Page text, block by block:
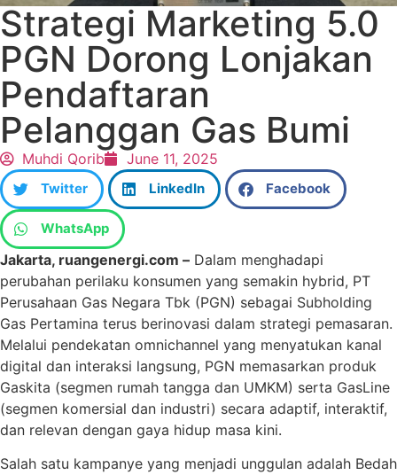
Strategi Marketing 5.0
PGN Dorong Lonjakan
Pendaftaran
Pelanggan Gas Bumi
Muhdi Qorib June 11, 2025
Twitter LinkedIn Facebook
WhatsApp
Jakarta, ruangenergi.com – Dalam menghadapi
perubahan perilaku konsumen yang semakin hybrid, PT
Perusahaan Gas Negara Tbk (PGN) sebagai Subholding
Gas Pertamina terus berinovasi dalam strategi pemasaran.
Melalui pendekatan omnichannel yang menyatukan kanal
digital dan interaksi langsung, PGN memasarkan produk
Gaskita (segmen rumah tangga dan UMKM) serta GasLine
(segmen komersial dan industri) secara adaptif, interaktif,
dan relevan dengan gaya hidup masa kini.
Salah satu kampanye yang menjadi unggulan adalah Bedah